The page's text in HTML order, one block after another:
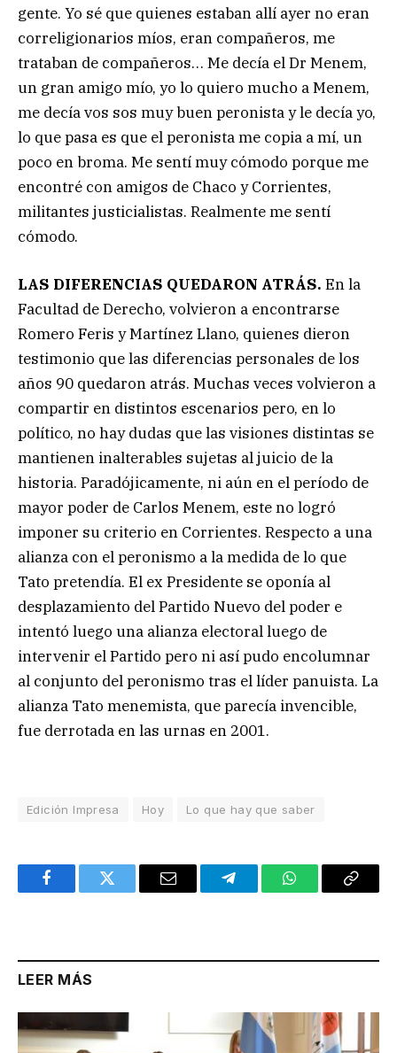
gente. Yo sé que quienes estaban allí ayer no eran
correligionarios míos, eran compañeros, me
trataban de compañeros… Me decía el Dr Menem,
un gran amigo mío, yo lo quiero mucho a Menem,
me decía vos sos muy buen peronista y le decía yo,
lo que pasa es que el peronista me copia a mí, un
poco en broma. Me sentí muy cómodo porque me
encontré con amigos de Chaco y Corrientes,
militantes justicialistas. Realmente me sentí
cómodo.
LAS DIFERENCIAS QUEDARON ATRÁS. En la
Facultad de Derecho, volvieron a encontrarse
Romero Feris y Martínez Llano, quienes dieron
testimonio que las diferencias personales de los
años 90 quedaron atrás. Muchas veces volvieron a
compartir en distintos escenarios pero, en lo
político, no hay dudas que las visiones distintas se
mantienen inalterables sujetas al juicio de la
historia. Paradójicamente, ni aún en el período de
mayor poder de Carlos Menem, este no logró
imponer su criterio en Corrientes. Respecto a una
alianza con el peronismo a la medida de lo que
Tato pretendía. El ex Presidente se oponía al
desplazamiento del Partido Nuevo del poder e
intentó luego una alianza electoral luego de
intervenir el Partido pero ni así pudo encolumnar
al conjunto del peronismo tras el líder panuista. La
alianza Tato menemista, que parecía invencible,
fue derrotada en las urnas en 2001.
Edición Impresa Hoy Lo que hay que saber
FacebookTwitter Email TelegramWhatsAppCopy
LEER MÁS